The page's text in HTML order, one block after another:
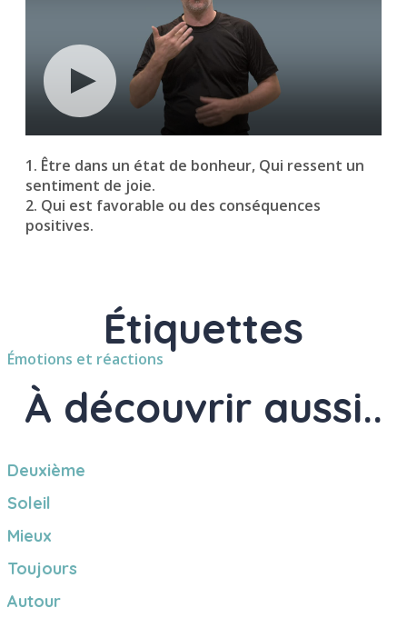
1. Être dans un état de bonheur, Qui ressent un
sentiment de joie.
2. Qui est favorable ou des conséquences
positives.
Étiquettes
Émotions et réactions
À découvrir aussi..
Deuxième
Soleil
Mieux
Toujours
Autour